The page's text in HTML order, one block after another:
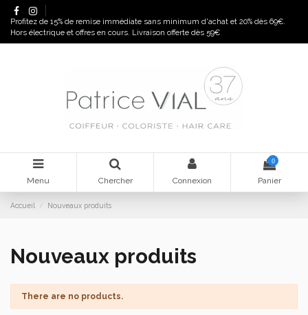
Profitez de 15% de remise immédiate sans minimum d'achat et 20% dès 69€.
Hors électrique et offres en cours. Livraison offerte dès 59€
Menu Chercher Connexion
0
Panier
Accueil Nouveaux produits
Nouveaux produits
There are no products.
Panneau de gestion des cookies